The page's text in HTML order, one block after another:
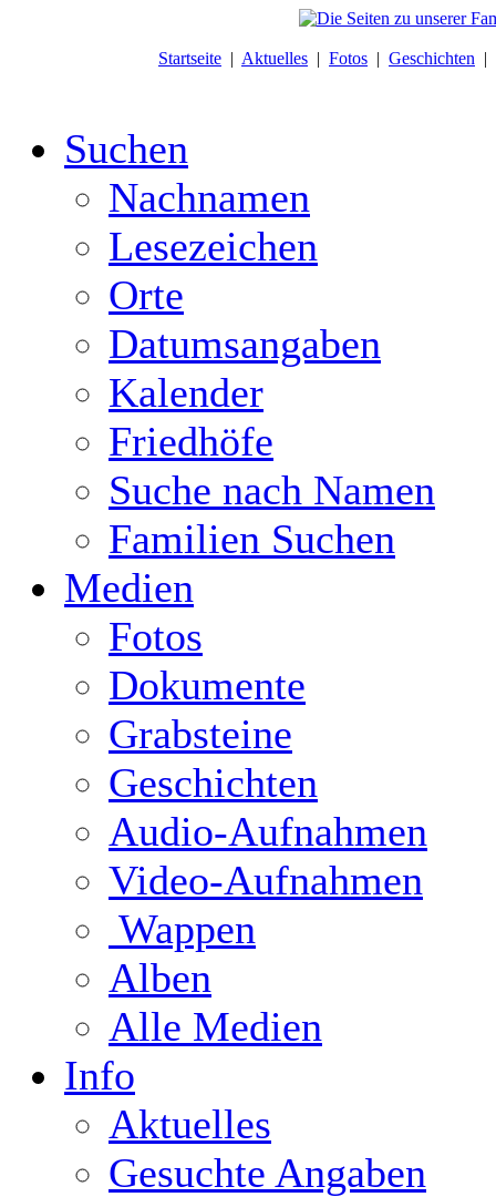
Startseite | Aktuelles | Fotos | Geschichten |
Suchen
Nachnamen
Lesezeichen
Orte
Datumsangaben
Kalender
Friedhöfe
Suche nach Namen
Familien Suchen
Medien
Fotos
Dokumente
Grabsteine
Geschichten
Audio-Aufnahmen
Video-Aufnahmen
Wappen
Alben
Alle Medien
Info
Aktuelles
Gesuchte Angaben